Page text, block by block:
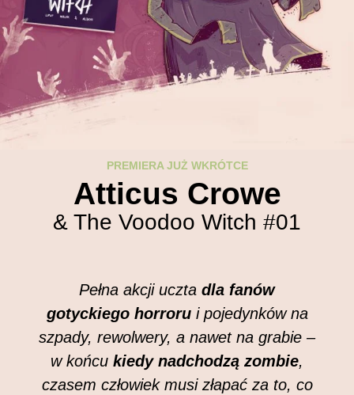
PREMIERA JUŻ WKRÓTCE
Atticus Crowe
& The Voodoo Witch #01
Pełna akcji uczta dla fanów
gotyckiego horrorui pojedynkówna
szpady, rewolwery, a nawet na grabie –
w końcu kiedy nadchodzą zombie,
czasem człowiek musi złapać za to, co